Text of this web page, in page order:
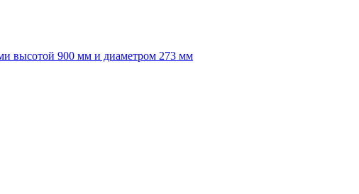
высотой 900 мм и диаметром 273 мм